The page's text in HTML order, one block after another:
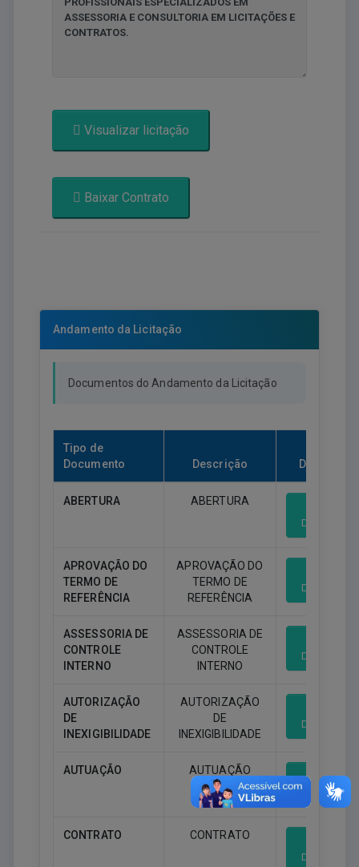
Visualizar licitação
Baixar Contrato
Andamento da Licitação
Documentos do Andamento da Licitação
Tipo de
Documento
Descrição Download
ABERTURA ABERTURA
Download
APROVAÇÃO DO
TERMO DE
REFERÊNCIA
APROVAÇÃO DO
TERMO DE
REFERÊNCIA
Download
ASSESSORIA DE
CONTROLE
INTERNO
ASSESSORIA DE
CONTROLE
INTERNO
Download
AUTORIZAÇÃO
DE
INEXIGIBILIDADE
AUTORIZAÇÃO
DE
INEXIGIBILIDADE
Download
AUTUAÇÃO AUTUAÇÃO
Download
CONTRATO CONTRATO
Download